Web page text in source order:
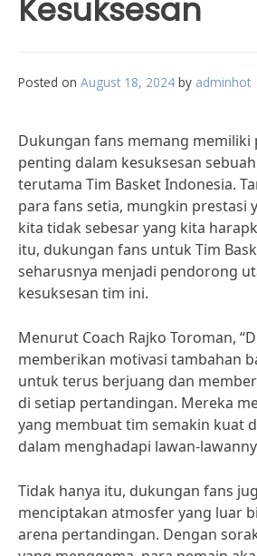
Kesuksesan
Posted on August 18, 2024 by adminhot
Dukungan fans memang memiliki
penting dalam kesuksesan
terutama Tim Basket Indonesia.
para fans setia, mungkin prestasi
kita tidak sebesar yang kita
itu, dukungan fans untuk Tim
seharusnya menjadi pendorong
kesuksesan tim ini.
Menurut Coach Rajko Toroman,
memberikan motivasi tambahan
untuk terus berjuang dan
di setiap pertandingan. Mereka
yang membuat tim semakin kuat
dalam menghadapi lawan-
Tidak hanya itu, dukungan fans
menciptakan atmosfer yang luar
arena pertandingan. Dengan